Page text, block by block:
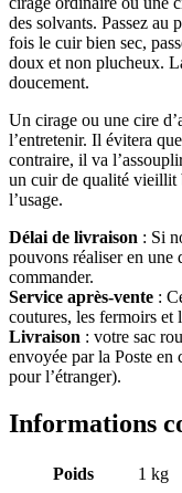
des solvants. Passez
fois le cuir bien sec,
doux et non plucheux.
doucement.
Un cirage ou une cire
l’entretenir. Il évitera
contraire, il va
un cuir de qualité vieillit
l’usage.
Délai de livraison : Si
pouvons réaliser en une
commander.
Service après-vente :
coutures, les fermoirs et
Livraison : votre sac
envoyée par la Poste en
pour l’étranger).
Informations
Poids 1 kg